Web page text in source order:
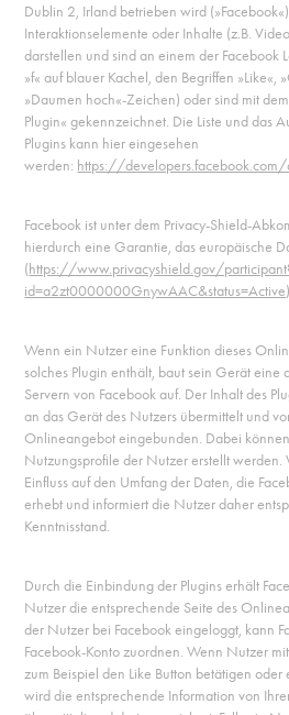
Dublin 2, Irland betrieben wird
Interaktionselemente oder Inhalte (z.B.
darstellen und sind an einem der Facebook
»f« auf blauer Kachel, den Begriffen »Like«,
»Daumen hoch«-Zeichen) oder sind mit
Plugin« gekennzeichnet. Die Liste und das
Plugins kann hier eingesehen
werden: https://
Facebook ist unter dem Privacy-Shield-
hierdurch eine Garantie, das europäische
(https://www.privacyshield.gov/
id=a2zt0000000GnywAAC&status=Active
Wenn ein Nutzer eine Funktion dieses
solches Plugin enthält, baut sein Gerät eine
Servern von Facebook auf. Der Inhalt des
an das Gerät des Nutzers übermittelt und
Onlineangebot eingebunden. Dabei
Nutzungsprofile der Nutzer erstellt
Einfluss auf den Umfang der Daten, die
erhebt und informiert die Nutzer daher
Kenntnisstand.
Durch die Einbindung der Plugins erhält
Nutzer die entsprechende Seite des
der Nutzer bei Facebook eingeloggt, kann
Facebook-Konto zuordnen. Wenn Nutzer
zum Beispiel den Like Button betätigen
wird die entsprechende Information von